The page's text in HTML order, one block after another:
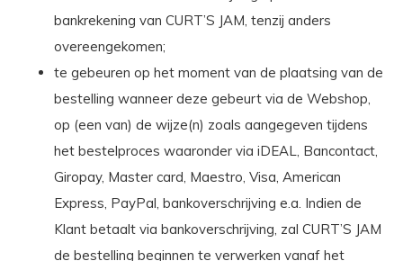
bankrekening van CURT’S JAM, tenzij anders
overeengekomen;
te gebeuren op het moment van de plaatsing van de
bestelling wanneer deze gebeurt via de Webshop,
op (een van) de wijze(n) zoals aangegeven tijdens
het bestelproces waaronder via iDEAL, Bancontact,
Giropay, Master card, Maestro, Visa, American
Express, PayPal, bankoverschrijving e.a. Indien de
Klant betaalt via bankoverschrijving, zal CURT’S JAM
de bestelling beginnen te verwerken vanaf het